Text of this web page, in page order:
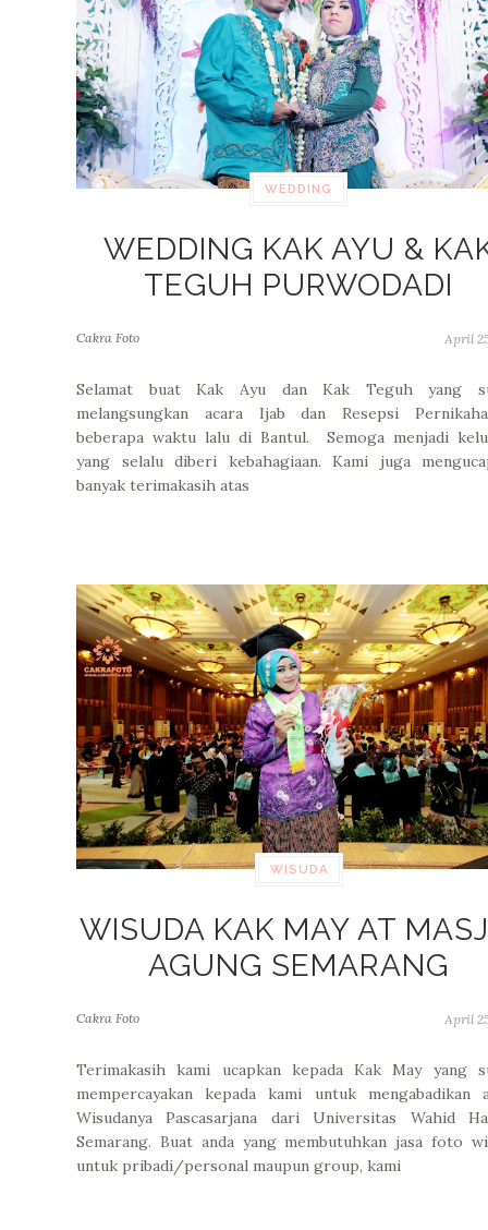
WEDDING
WEDDING KAK AYU &
TEGUH PURWODADI
Cakra Foto April
Selamat buat Kak Ayu dan Kak Teguh yang
melangsungkan acara Ijab dan Resepsi
beberapa waktu lalu di Bantul. Semoga menjadi
yang selalu diberi kebahagiaan. Kami juga
banyak terimakasih atas
WISUDA
WISUDA KAK MAY AT
AGUNG SEMARANG
Cakra Foto April
Terimakasih kami ucapkan kepada Kak May yang
mempercayakan kepada kami untuk mengabadikan
Wisudanya Pascasarjana dari Universitas Wahid
Semarang. Buat anda yang membutuhkan jasa foto
untuk pribadi/personal maupun group, kami